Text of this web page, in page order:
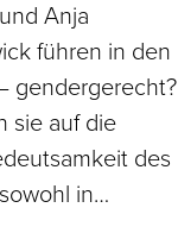
Anja
führen in den
gendergerecht?
sie auf die
des
in…